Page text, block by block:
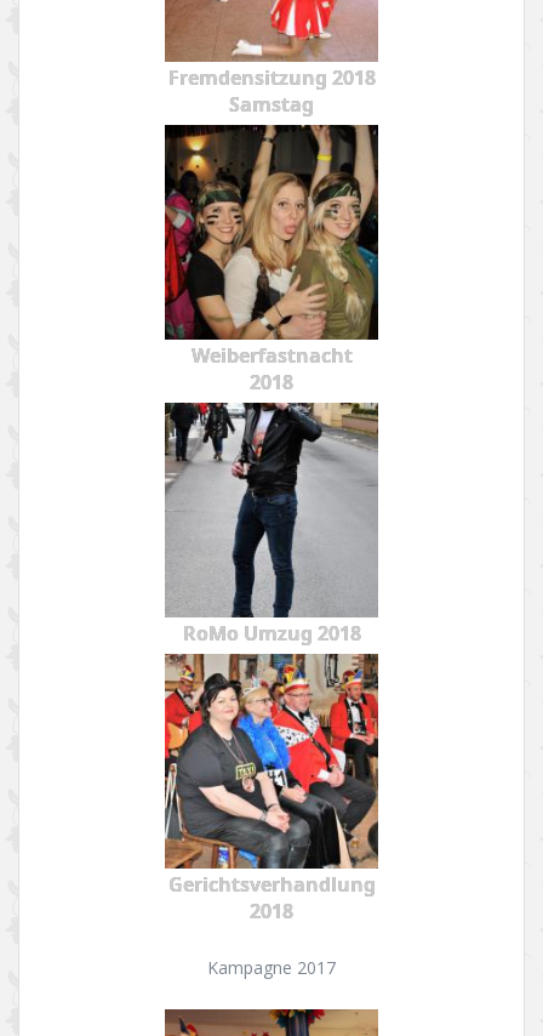
Fremdensitzung 2018
Samstag
Weiberfastnacht
2018
RoMo Umzug 2018
Gerichtsverhandlung
2018
Kampagne 2017